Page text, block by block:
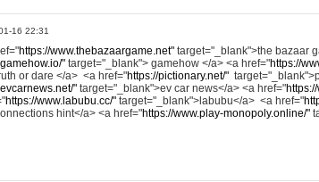
16 22:31
https://www.thebazaargame.net" target="_blank">the bazaar
" target="_blank"> gamehow </a> <a href="https://
or dare </a> <a href="https://pictionary.net/"
" target="_blank">ev car news</a> <a href="
https://www.labubu.cc/" target="_blank">labubu</a> <a href="
hint</a> <a href="https://www.play-monopoly.online/"